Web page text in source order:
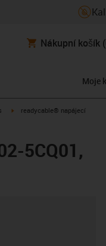
Nákupní košík
Moje
igus-icon-arrow-right
readycable® napájecí
5CQ01,